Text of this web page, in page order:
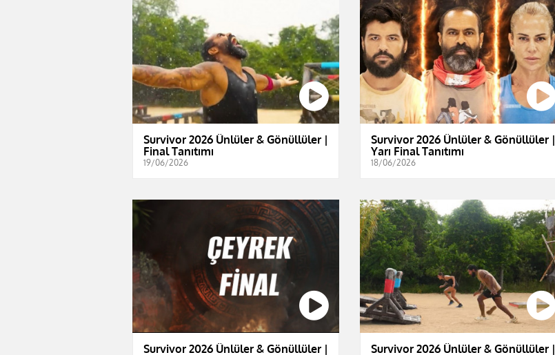
Survivor 2026 Ünlüler & Gönüllüler |
Final Tanıtımı
19/06/2026
Survivor 2026 Ünlüler & Gönüllüler |
Yarı Final Tanıtımı
18/06/2026
Survivor 2026 Ünlüler & Gönüllüler |
Survivor 2026 Ünlüler & Gönüllüler |